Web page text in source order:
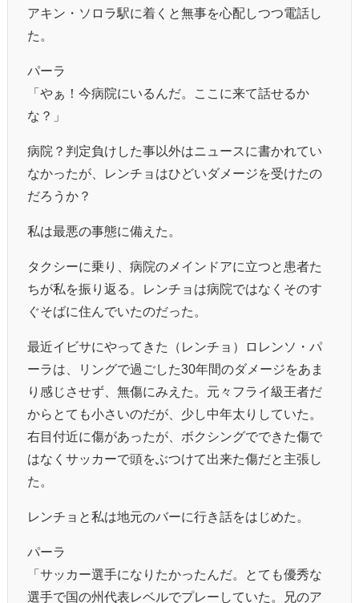
アキン・ソロラ駅に着くと無事を心配しつつ電話し
た。
パーラ
「やぁ！今病院にいるんだ。ここに来て話せるか
な？」
病院？判定負けした事以外はニュースに書かれてい
なかったが、レンチョはひどいダメージを受けたの
だろうか？
私は最悪の事態に備えた。
タクシーに乗り、病院のメインドアに立つと患者た
ちが私を振り返る。レンチョは病院ではなくそのす
ぐそばに住んでいたのだった。
最近イビサにやってきた（レンチョ）ロレンソ・パ
ーラは、リングで過ごした30年間のダメージをあま
り感じさせず、無傷にみえた。元々フライ級王者だ
からとても小さいのだが、少し中年太りしていた。
右目付近に傷があったが、ボクシングでできた傷で
はなくサッカーで頭をぶつけて出来た傷だと主張し
た。
レンチョと私は地元のバーに行き話をはじめた。
パーラ
「サッカー選手になりたかったんだ。とても優秀な
選手で国の州代表レベルでプレーしていた。兄のア